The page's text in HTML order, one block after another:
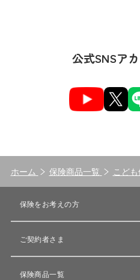
公式SNSア
ホーム 保険商品一覧 こど
保険をお考えの方
ご契約者さま
保険商品一覧